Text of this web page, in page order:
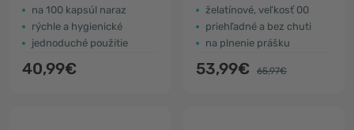
na 100 kapsúl naraz
rýchle a hygienické
jednoduché použitie
40,99€
želatínové, veľkosť 00
priehľadné a bez chuti
na plnenie prášku
53,99€ 65,97€